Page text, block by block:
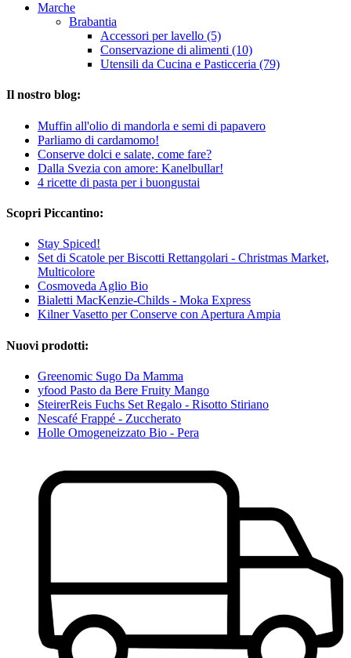
Marche
Brabantia
Accessori per lavello (5)
Conservazione di alimenti (10)
Utensili da Cucina e Pasticceria (79)
Il nostro blog:
Muffin all'olio di mandorla e semi di papavero
Parliamo di cardamomo!
Conserve dolci e salate, come fare?
Dalla Svezia con amore: Kanelbullar!
4 ricette di pasta per i buongustai
Scopri Piccantino:
Stay Spiced!
Set di Scatole per Biscotti Rettangolari - Christmas Market,
Multicolore
Cosmoveda Aglio Bio
Bialetti MacKenzie-Childs - Moka Express
Kilner Vasetto per Conserve con Apertura Ampia
Nuovi prodotti:
Greenomic Sugo Da Mamma
yfood Pasto da Bere Fruity Mango
SteirerReis Fuchs Set Regalo - Risotto Stiriano
Nescafé Frappé - Zuccherato
Holle Omogeneizzato Bio - Pera